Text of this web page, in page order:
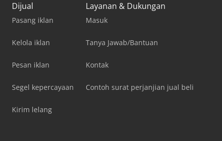
Dijual
Pasang iklan
Kelola iklan
Pesan iklan
Segel kepercayaan
Kirim lelang
Layanan & Dukungan
Masuk
Tanya Jawab/Bantuan
Kontak
Contoh surat perjanjian jual beli